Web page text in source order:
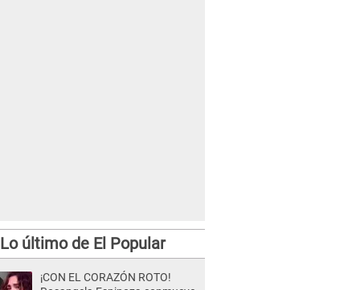
Lo último de El Popular
¡CON EL CORAZÓN ROTO!